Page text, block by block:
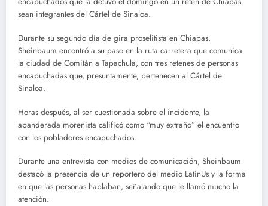
sean integrantes del Cártel de Sinaloa.
Durante su segundo día de gira proselitista en Chiapas,
Sheinbaum encontró a su paso en la ruta carretera que comunica
la ciudad de Comitán a Tapachula, con tres retenes de personas
encapuchadas que, presuntamente, pertenecen al Cártel de
Sinaloa.
Horas después, al ser cuestionada sobre el incidente, la
abanderada morenista calificó como “muy extraño” el encuentro
con los pobladores encapuchados.
Durante una entrevista con medios de comunicación, Sheinbaum
destacó la presencia de un reportero del medio LatinUs y la forma
en que las personas hablaban, señalando que le llamó mucho la
atención.